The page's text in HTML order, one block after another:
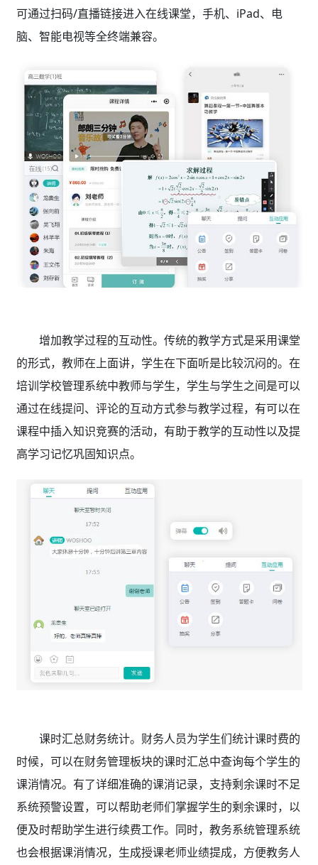
可通过扫码/直播链接进入在线课堂，手机、iPad、电
脑、智能电视等全终端兼容。
增加教学过程的互动性。传统的教学方式是采用课堂
的形式，教师在上面讲，学生在下面听是比较沉闷的。在
培训学校管理系统中教师与学生，学生与学生之间是可以
通过在线提问、评论的互动方式参与教学过程，有可以在
课程中插入知识竞赛的活动，有助于教学的互动性以及提
高学习记忆巩固知识点。
课时汇总财务统计。财务人员为学生们统计课时费的
时候，可以在财务管理板块的课时汇总中查询每个学生的
课消情况。有了详细准确的课消记录，支持剩余课时不足
系统预警设置，可以帮助老师们掌握学生的剩余课时，以
便及时帮助学生进行续费工作。同时，教务系统管理系统
也会根据课消情况，生成授课老师业绩提成，方便教务人